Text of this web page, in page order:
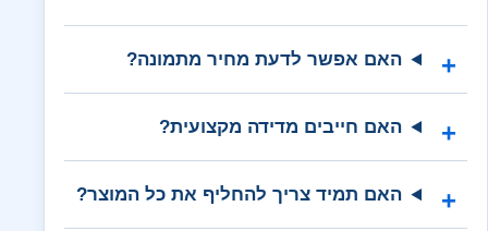
האם אפשר לדעת מחיר מתמונה?
האם חייבים מדידה מקצועית?
האם תמיד צריך להחליף את כל המוצר?